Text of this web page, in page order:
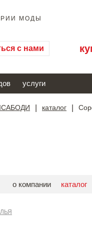
МОДЫ
с нами
услуги
каталог
о компании каталог